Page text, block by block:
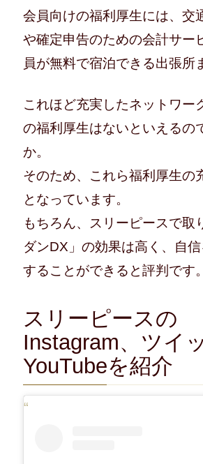
会員向けの福利厚生には、交
や確定申告のための会計サー
員が無料で宿泊できる出張所
これほど充実したネットワー
の福利厚生はないといえるの
か。
そのため、これら福利厚生の
となっています。
もちろん、スリーピースで取
ダンDX」の効果は高く、自
することができると評判です。
スリーピースの
Instagram、ツイ
YouTubeを紹介